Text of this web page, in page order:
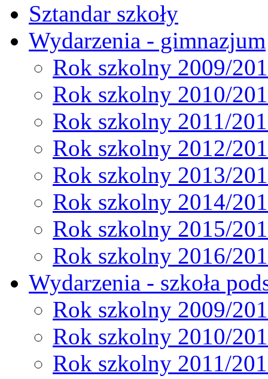
Sztandar szkoły
Wydarzenia - gimnazjum
Rok szkolny 2009/
Rok szkolny 2010/
Rok szkolny 2011/
Rok szkolny 2012/
Rok szkolny 2013/
Rok szkolny 2014/
Rok szkolny 2015/
Rok szkolny 2016/
Wydarzenia - szkoła
Rok szkolny 2009/
Rok szkolny 2010/
Rok szkolny 2011/